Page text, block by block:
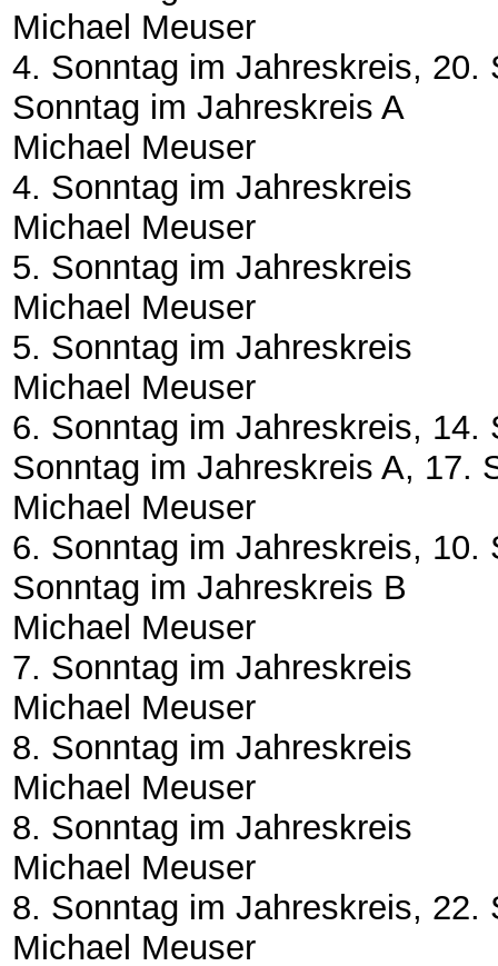
Michael Meuser
4. Sonntag im Jahreskreis, 20.
Sonntag im Jahreskreis A
Michael Meuser
4. Sonntag im Jahreskreis
Michael Meuser
5. Sonntag im Jahreskreis
Michael Meuser
5. Sonntag im Jahreskreis
Michael Meuser
6. Sonntag im Jahreskreis,
Sonntag im Jahreskreis A, 17.
Michael Meuser
6. Sonntag im Jahreskreis,
Sonntag im Jahreskreis B
Michael Meuser
7. Sonntag im Jahreskreis
Michael Meuser
8. Sonntag im Jahreskreis
Michael Meuser
8. Sonntag im Jahreskreis
Michael Meuser
8. Sonntag im Jahreskreis, 22.
Michael Meuser